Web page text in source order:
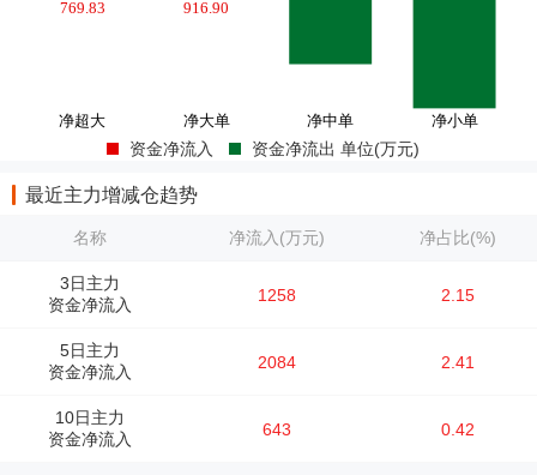
资金净流入 资金净流出 单位(万元)
最近主力增减仓趋势
名称 净流入(万元) 净占比(%)
3日主力
资金净流入
1258 2.15
5日主力
资金净流入
2084 2.41
10日主力
资金净流入
643 0.42